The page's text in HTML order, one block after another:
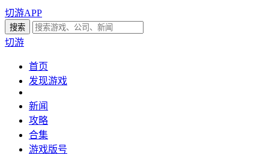
切游APP
切游
首页
发现游戏
新闻
攻略
合集
游戏版号